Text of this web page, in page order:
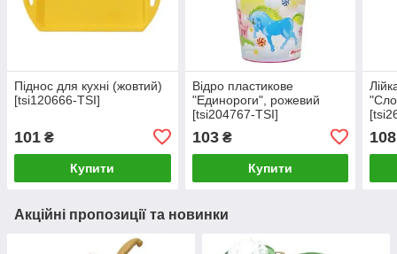
Піднос для кухні (жовтий)
[tsi120666-TSI]
101 ₴
Купити
Відро пластикове
"Единороги", рожевий
[tsi204767-TSI]
103₴
Купити
108
Акційні пропозиції та новинки